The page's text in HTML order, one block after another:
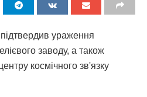
ураження
заводу, а також
космічного зв'язку